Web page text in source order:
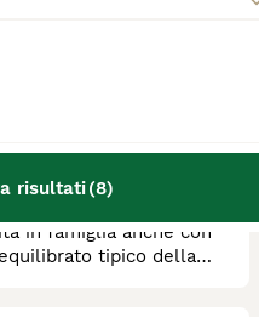
risultati(8)
Staffordshire
Terme
FCI, soggetti adatti a
in famiglia anche con
tipico della